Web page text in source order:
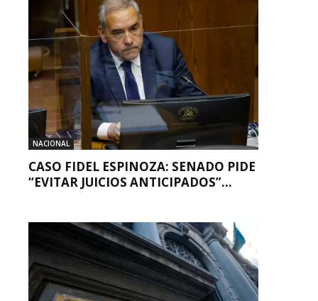
NACIONAL
CASO FIDEL ESPINOZA: SENADO PIDE
“EVITAR JUICIOS ANTICIPADOS”...